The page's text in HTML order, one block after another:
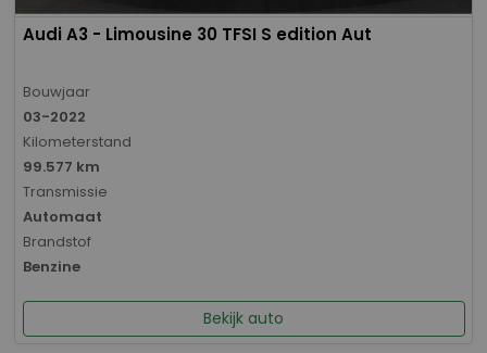
Audi A3 - Limousine 30 TFSI S edition Aut
Bouwjaar
03-2022
Kilometerstand
99.577 km
Transmissie
Automaat
Brandstof
Benzine
Bekijk auto